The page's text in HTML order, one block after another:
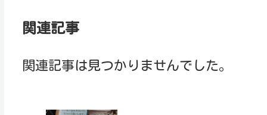
関連記事
関連記事は見つかりませんでした。